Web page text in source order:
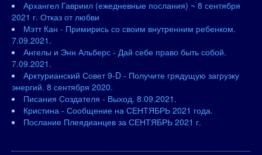
Архангел Гавриил (ежедневные послания) ~ 8 сентября
2021 г. Отказ от любви
Мэтт Кан - Примирись со своим внутренним ребенком.
7.09.2021.
Ангелы и Энн Альберс - Дай себе право быть собой.
7.09.2021.
Арктурианский Совет 9-D - Получите грядущую загрузку
энергий. 8 сентября 2020.
Писания Создателя - Выход. 8.09.2021.
Кристина - Сообщение на СЕНТЯБРЬ 2021 года.
Послание Плеядианцев за СЕНТЯБРЬ 2021 г.